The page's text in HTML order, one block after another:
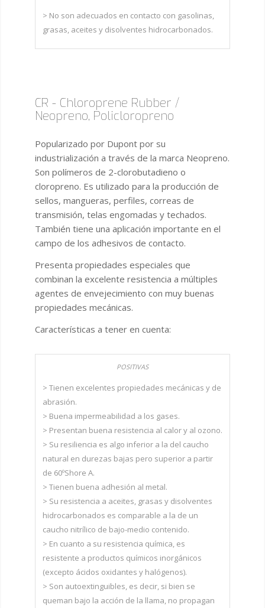
> No son adecuados en contacto con gasolinas,
grasas, aceites y disolventes hidrocarbonados.
CR - Chloroprene Rubber /
Neopreno, Policloropreno
Popularizado por Dupont por su
industrialización a través de la marca Neopreno.
Son polímeros de 2-clorobutadieno o
cloropreno. Es utilizado para la producción de
sellos, mangueras, perfiles, correas de
transmisión, telas engomadas y techados.
También tiene una aplicación importante en el
campo de los adhesivos de contacto.
Presenta propiedades especiales que
combinan la excelente resistencia a múltiples
agentes de envejecimiento con muy buenas
propiedades mecánicas.
Características a tener en cuenta:
> Tienen excelentes propiedades mecánicas y de
abrasión.
> Buena impermeabilidad a los gases.
> Presentan buena resistencia al calor y al ozono.
> Su resiliencia es algo inferior a la del caucho
natural en durezas bajas pero superior a partir
de 60ºShore A.
> Tienen buena adhesión al metal.
> Su resistencia a aceites, grasas y disolventes
hidrocarbonados es comparable a la de un
caucho nitrílico de bajo-medio contenido.
> En cuanto a su resistencia química, es
resistente a productos químicos inorgánicos
(excepto ácidos oxidantes y halógenos).
> Son autoextinguibles, es decir, si bien se
queman bajo la acción de la llama, no propagan